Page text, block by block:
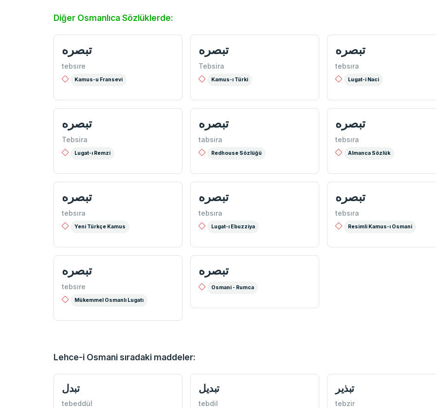
Diğer Osmanlıca Sözlüklerde:
تبصره
tebsıre
Kamus-u Fransevi
تبصره
Tebsira
Kamus-ı Türki
تبصره
tebsıra
Lugat-i Naci
تبصره
Tebsira
Lugat-ı Remzi
تبصره
tabsira
Redhouse Sözlüğü
تبصره
tebsıra
Almanca Sözlük
تبصره
tebsıra
Yeni Türkçe Kamus
تبصره
tebsıra
Lugat-ı Ebuzziya
تبصره
tebsıra
Resimli Kamus-ı Osmani
تبصره
tebsıre
Mükemmel Osmanlı Lugatı
تبصره
Osmani - Rumca
Lehce-i Osmani sıradaki maddeler:
تبدل
tebeddül
تبديل
tebdil
تبذير
tebzir